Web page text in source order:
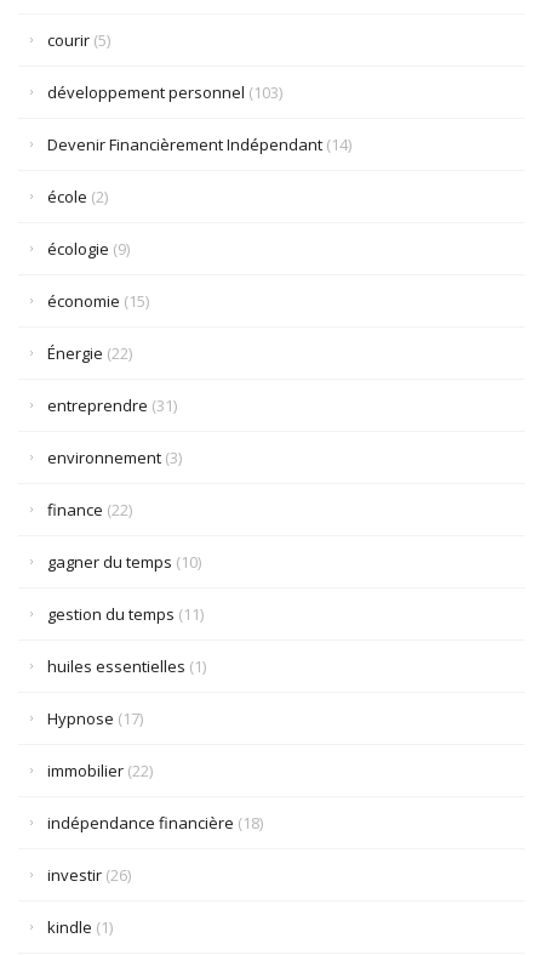
courir (5)
développement personnel (103)
Devenir Financièrement Indépendant (14)
école (2)
écologie (9)
économie (15)
Énergie (22)
entreprendre (31)
environnement (3)
finance (22)
gagner du temps (10)
gestion du temps (11)
huiles essentielles (1)
Hypnose (17)
immobilier (22)
indépendance financière (18)
investir (26)
kindle (1)